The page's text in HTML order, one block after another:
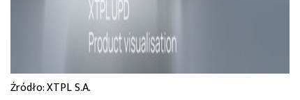
Źródło: XTPL S.A.